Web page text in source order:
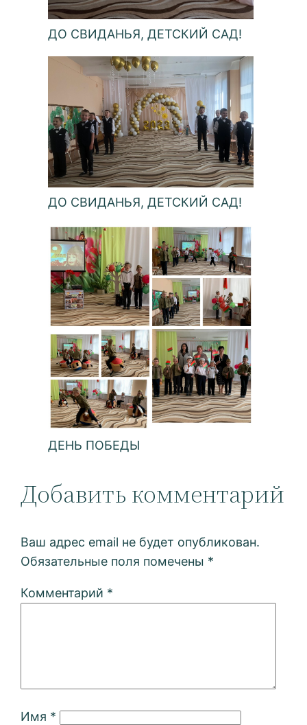
ДО СВИДАНЬЯ, ДЕТСКИЙ САД!
ДО СВИДАНЬЯ, ДЕТСКИЙ САД!
ДЕНЬ ПОБЕДЫ
Добавить комментарий
Ваш адрес email не будет опубликован.
Обязательные поля помечены *
Комментарий *
Имя *